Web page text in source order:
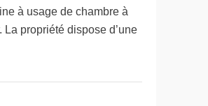
à usage de chambre à
La propriété dispose d’une